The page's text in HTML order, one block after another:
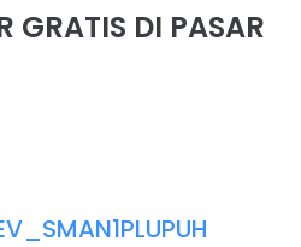
GRATIS DI PASAR